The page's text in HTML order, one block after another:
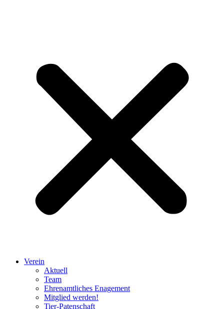
Verein
Aktuell
Team
Ehrenamtliches Enagement
Mitglied werden!
Tier-Patenschaft